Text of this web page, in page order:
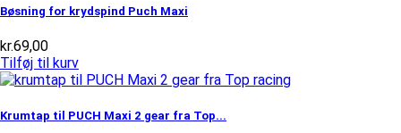
Bøsning for krydspind Puch Maxi
kr.69,00
Tilføj til kurv
Krumtap til PUCH Maxi 2 gear fra Top...